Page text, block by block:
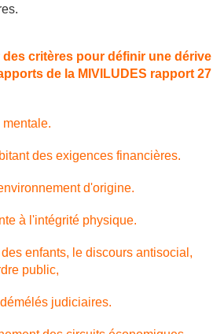
des critères pour définir une dérive
de la MIVILUDES rapport 27
des exigences financières.
d'origine.
à l'intégrité physique.
enfants, le discours antisocial,
public,
judiciaires.